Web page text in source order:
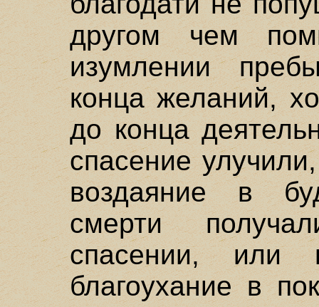
другом чем
изумлении
конца желаний,
до конца
спасение
воздаяние в
смерти
спасении, или
благоухание в